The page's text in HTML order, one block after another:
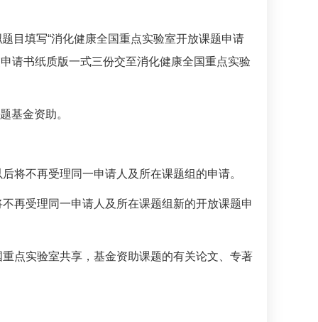
目填写“消化健康全国重点实验室开放课题申请
请书纸质版一式三份交至消化健康全国重点实验
基金资助。
将不再受理同一申请人及所在课题组的申请。
再受理同一申请人及所在课题组新的开放课题申
点实验室共享，基金资助课题的有关论文、专著